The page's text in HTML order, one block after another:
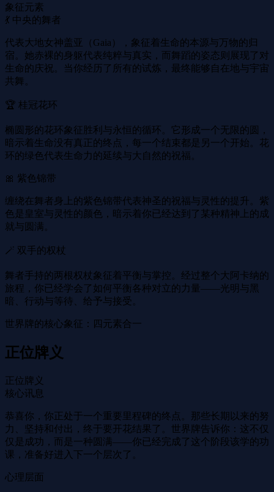
象征元素
💃 中央的舞者
代表大地女神盖亚（Gaia），象征着生命的本源与万物的归
宿。她赤裸的身躯代表纯粹与真实，而舞蹈的姿态则展现了对
生命的庆祝。当你经历了所有的试炼，最终能够自在地与宇宙
共舞。
🏆 桂冠花环
椭圆形的花环象征胜利与永恒的循环。它形成一个无限的圆，
暗示着生命没有真正的终点，每一个结束都是另一个开始。花
环的绿色代表生命力的延续与大自然的祝福。
🎀 紫色锦带
缠绕在舞者身上的紫色锦带代表神圣的祝福与灵性的提升。紫
色是皇室与灵性的颜色，暗示着你已经达到了某种精神上的成
就与圆满。
🪄 双手的权杖
舞者手持的两根权杖象征着平衡与掌控。经过整个大阿卡纳的
旅程，你已经学会了如何平衡各种对立的力量——光明与黑
暗、行动与等待、给予与接受。
世界牌的核心象征：四元素合一
正位牌义
正位牌义
核心讯息
恭喜你，你正处于一个重要里程碑的终点。那些长期以来的努
力、坚持和付出，终于要开花结果了。世界牌告诉你：这不仅
仅是成功，而是一种圆满——你已经完成了这个阶段该学的功
课，准备好进入下一个层次了。
心理层面